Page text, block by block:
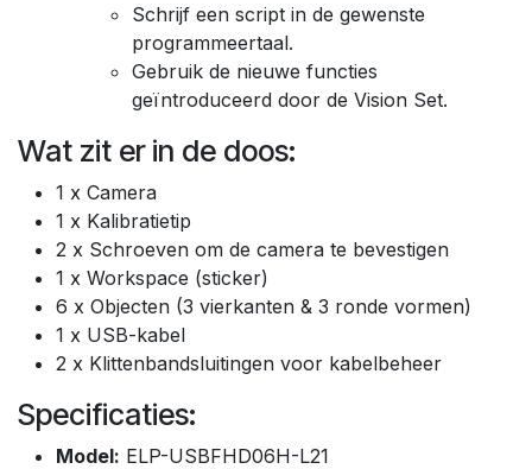
Schrijf een script in de gewenste
programmeertaal.
Gebruik de nieuwe functies
geïntroduceerd door de Vision Set.
Wat zit er in de doos:
1 x Camera
1 x Kalibratietip
2 x Schroeven om de camera te bevestigen
1 x Workspace (sticker)
6 x Objecten (3 vierkanten & 3 ronde vormen)
1 x USB-kabel
2 x Klittenbandsluitingen voor kabelbeheer
Specificaties:
Model: ELP-USBFHD06H-L21